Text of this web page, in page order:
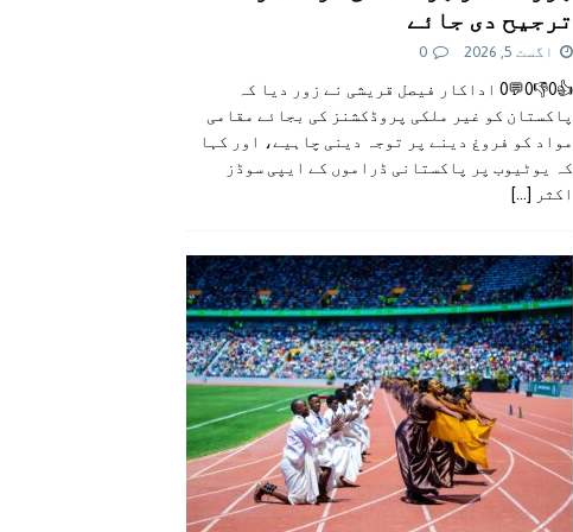
ترجیح دی جائے
اگست 5, 2026 0
👍0👎0💬0 اداکار فیصل قریشی نے زور دیا کہ
پاکستان کو غیر ملکی پروڈکشنز کی بجائے مقامی
مواد کو فروغ دینے پر توجہ دینی چاہیے، اور کہا
کہ یوٹیوب پر پاکستانی ڈراموں کے ایپی سوڈز
اکثر
[...]